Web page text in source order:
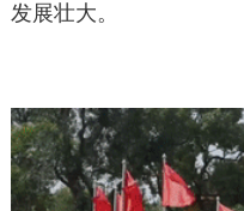
发展壮大。